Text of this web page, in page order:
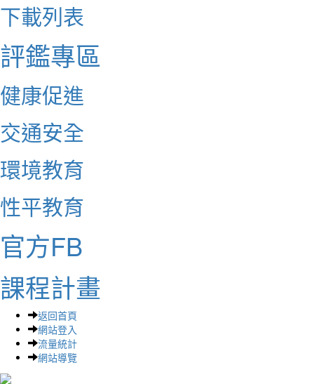
下載列表
評鑑專區
健康促進
交通安全
環境教育
性平教育
官方FB
課程計畫
返回首頁
網站登入
流量統計
網站導覽